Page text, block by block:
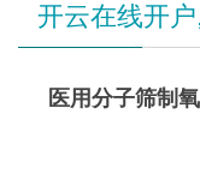
开云在线开户
医用分子筛制